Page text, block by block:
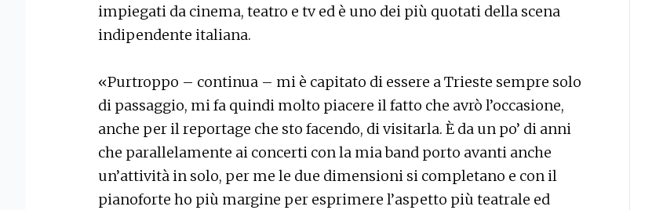
impiegati da cinema, teatro e tv ed è uno dei più quotati della scena
indipendente italiana.
«Purtroppo – continua – mi è capitato di essere a Trieste sempre solo
di passaggio, mi fa quindi molto piacere il fatto che avrò l’occasione,
anche per il reportage che sto facendo, di visitarla. È da un po’ di anni
che parallelamente ai concerti con la mia band porto avanti anche
un’attività in solo, per me le due dimensioni si completano e con il
pianoforte ho più margine per esprimere l’aspetto più teatrale ed